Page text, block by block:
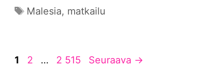
Avainsanat
Malesia, matkailu
Sivu
1 Sivu
2 … Sivu
2 515 Seuraava →